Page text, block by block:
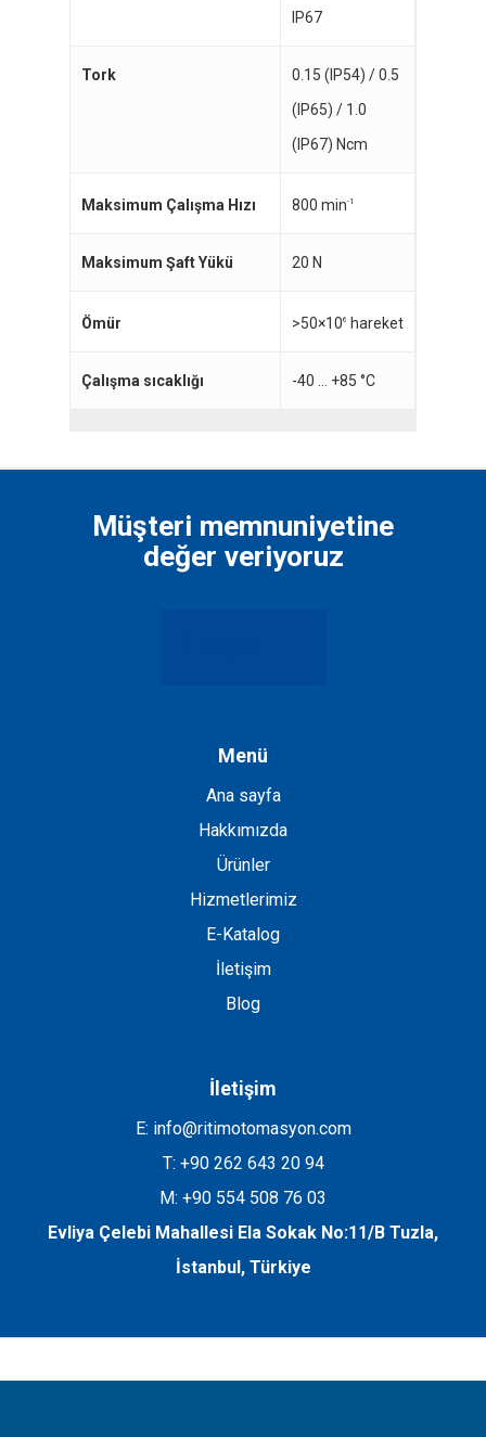
IP67
Tork
0.15 (IP54) / 0.5
(IP65) / 1.0
(IP67) Ncm
Maksimum Çalışma Hızı 800 min-1
Maksimum Şaft Yükü 20 N
Ömür >50×106 hareket
Çalışma sıcaklığı -40 … +85 °C
Müşteri memnuniyetine
değer veriyoruz
Menü
Ana sayfa
Hakkımızda
Ürünler
Hizmetlerimiz
E-Katalog
İletişim
Blog
İletişim
E: info@ritimotomasyon.com
T: +90 262 643 20 94
M: +90 554 508 76 03
Evliya Çelebi Mahallesi Ela Sokak No:11/B Tuzla,
İstanbul, Türkiye